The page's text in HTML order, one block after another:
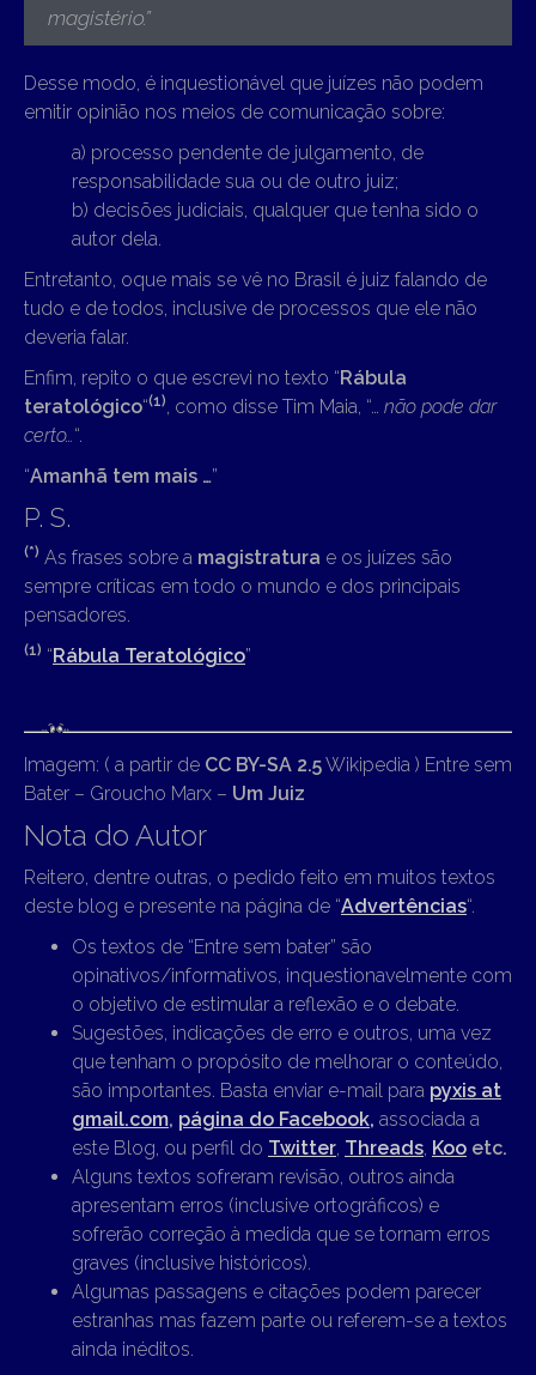
magistério.”
Desse modo, é inquestionável que juízes não podem
emitir opinião nos meios de comunicação sobre:
a) processo pendente de julgamento, de
responsabilidade sua ou de outro juiz;
b) decisões judiciais, qualquer que tenha sido o
autor dela.
Entretanto, oque mais se vê no Brasil é juiz falando de
tudo e de todos, inclusive de processos que ele não
deveria falar.
Enfim, repito o que escrevi no texto “Rábula
teratológico“(1) , como disse Tim Maia, “… não pode dar
certo… “.
“Amanhã tem mais …”
P. S.
(*) As frases sobre a magistratura e os juízes são
sempre críticas em todo o mundo e dos principais
pensadores.
(1) “Rábula Teratológico”
Imagem: ( a partir de CC BY-SA 2.5Wikipedia ) Entre sem
Bater – Groucho Marx – Um Juiz
Nota do Autor
Reitero, dentre outras, o pedido feito em muitos textos
deste blog e presente na página de “Advertências“.
Os textos de “Entre sem bater” são
opinativos/informativos, inquestionavelmente com
o objetivo de estimular a reflexão e o debate.
Sugestões, indicações de erro e outros, uma vez
que tenham o propósito de melhorar o conteúdo,
são importantes. Basta enviar e-mail para pyxis at
gmail.com, página do Facebook, associada a
este Blog, ou perfil do Twitter Threads Koo etc.
Alguns textos sofreram revisão, outros ainda
apresentam erros (inclusive ortográficos) e
sofrerão correção à medida que se tornam erros
graves (inclusive históricos).
Algumas passagens e citações podem parecer
estranhas mas fazem parte ou referem-se a textos
ainda inéditos.